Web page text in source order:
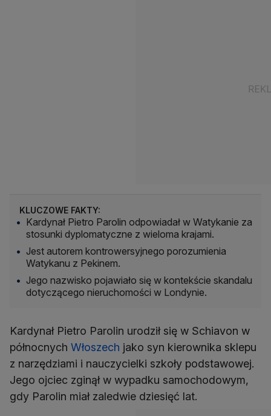
KLUCZOWE FAKTY:
Kardynał Pietro Parolin odpowiadał w Watykanie za
stosunki dyplomatyczne z wieloma krajami.
Jest autorem kontrowersyjnego porozumienia
Watykanu z Pekinem.
Jego nazwisko pojawiało się w kontekście skandalu
dotyczącego nieruchomości w Londynie.
Kardynał Pietro Parolin urodził się w Schiavon w
północnych Włoszech jako syn kierownika sklepu
z narzędziami i nauczycielki szkoły podstawowej.
Jego ojciec zginął w wypadku samochodowym,
gdy Parolin miał zaledwie dziesięć lat.